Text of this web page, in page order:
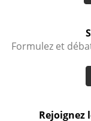
Formulez et
Rejoignez